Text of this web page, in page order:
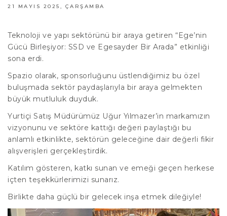
21 MAYIS 2025, ÇARŞAMBA
Teknoloji ve yapı sektörünü bir araya getiren “Ege’nin
Gücü Birleşiyor: SSD ve Egesayder Bir Arada” etkinliği
sona erdi.
Spazio olarak, sponsorluğunu üstlendiğimiz bu özel
buluşmada sektör paydaşlarıyla bir araya gelmekten
büyük mutluluk duyduk.
Yurtiçi Satış Müdürümüz Uğur Yılmazer’in markamızın
vizyonunu ve sektöre kattığı değeri paylaştığı bu
anlamlı etkinlikte, sektörün geleceğine dair değerli fikir
alışverişleri gerçekleştirdik.
Katılım gösteren, katkı sunan ve emeği geçen herkese
içten teşekkürlerimizi sunarız.
Birlikte daha güçlü bir gelecek inşa etmek dileğiyle!